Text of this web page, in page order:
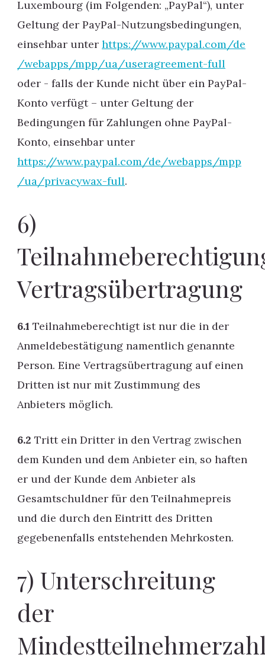
Luxembourg (im Folgenden: „PayPal“), unter
Geltung der PayPal-Nutzungsbedingungen,
einsehbar unter https://www.paypal.com/de
/webapps/mpp/ua/useragreement-full
oder - falls der Kunde nicht über ein PayPal-
Konto verfügt – unter Geltung der
Bedingungen für Zahlungen ohne PayPal-
Konto, einsehbar unter
https://www.paypal.com/de/webapps/mpp
/ua/privacywax-full.
6)
Vertragsübertragung
6.1 Teilnahmeberechtigt ist nur die in der
Anmeldebestätigung namentlich genannte
Person. Eine Vertragsübertragung auf einen
Dritten ist nur mit Zustimmung des
Anbieters möglich.
6.2 Tritt ein Dritter in den Vertrag zwischen
dem Kunden und dem Anbieter ein, so haften
er und der Kunde dem Anbieter als
Gesamtschuldner für den Teilnahmepreis
und die durch den Eintritt des Dritten
gegebenenfalls entstehenden Mehrkosten.
7) Unterschreitung
der